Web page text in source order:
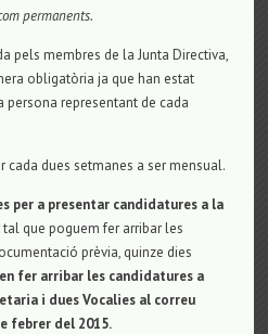
permanents.
pels membres de la Junta Directiva,
obligatòria ja que han estat
persona representant de cada
cada dues setmanes a ser mensual.
per a presentar candidatures a la
tal que poguem fer arribar les
prèvia, quinze dies
fer arribar les candidatures a
i dues Vocalies al correu
febrer del 2015.